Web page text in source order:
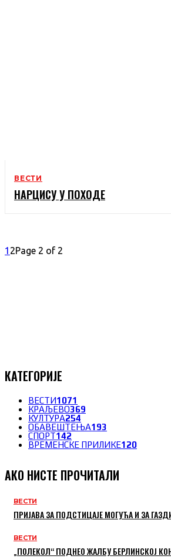
ВЕСТИ
НАРЦИСУ У ПОХОДЕ
1 2Page 2 of 2
КАТЕГОРИЈЕ
ВЕСТИ1071
КРАЉЕВО369
КУЛТУРА254
ОБАВЕШТЕЊА193
СПОРТ142
ВРЕМЕНСКЕ ПРИЛИКЕ120
АКО НИСТЕ ПРОЧИТАЛИ
ВЕСТИ
ПРИЈАВА ЗА ПОДСТИЦАЈЕ МОГУЋА И ЗА
ВЕСТИ
„ПОЛЕКОЛ“ ПОДНЕО ЖАЛБУ БЕРЛИНСКОЈ